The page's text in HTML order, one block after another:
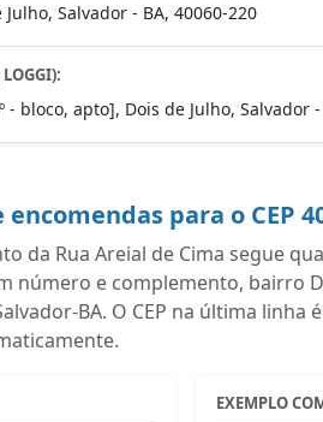
Salvador - BA, 40060-220
- bloco, apto], Dois de Julho, Salvador
para o CEP
da Rua Areial de Cima segue
número e complemento, bairro
BA. O CEP na última
EXEMPLO